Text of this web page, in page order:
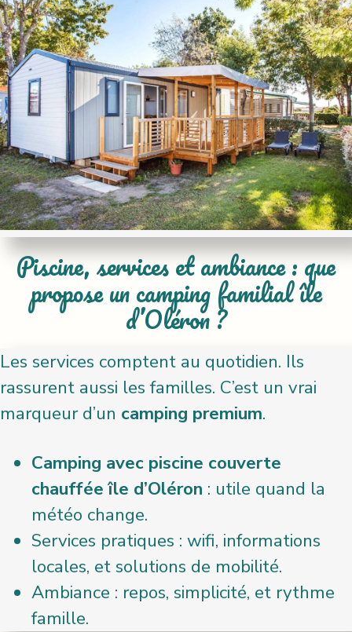
Piscine, services et ambiance : que
propose un camping familial île
d’Oléron ?
Les services comptent au quotidien. Ils
rassurent aussi les familles. C’est un vrai
marqueur d’un camping premium.
Camping avec piscine couverte
chauffée île d’Oléron : utile quand la
météo change.
Services pratiques : wifi, informations
locales, et solutions de mobilité.
Ambiance : repos, simplicité, et rythme
famille.